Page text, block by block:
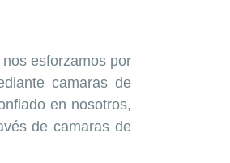
esforzamos por
camaras de
en nosotros,
de camaras de